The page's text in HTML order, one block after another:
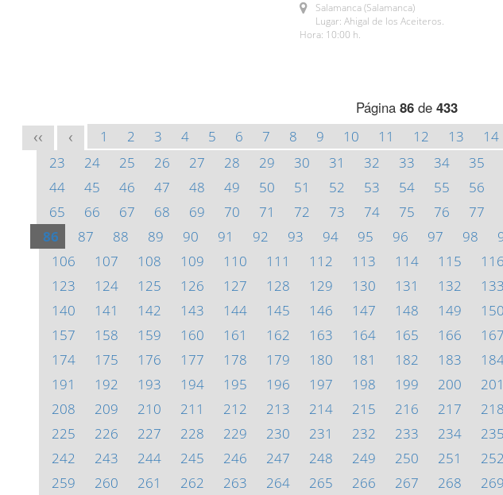
Salamanca (Salamanca)
Lugar: Ahigal de los Aceiteros.
Hora: 10:00 h.
Página 86 de 433
<< < 1 2 3 4 5 6 7 8 9 10 11 12 13 14
23
24 25 26 27 28 29 30 31 32 33 34 35
44
45 46 47 48 49 50 51 52 53 54 55 56
65
66 67 68 69 70 71 72 73 74 75 76 77
86
87 88 89 90 91 92 93 94 95 96 97 98
106
107 108 109 110 111 112 113 114 115 116
123
124 125 126 127 128 129 130 131 132 133
140
141 142 143 144 145 146 147 148 149 150
157
158 159 160 161 162 163 164 165 166 167
174
175 176 177 178 179 180 181 182 183
191
192 193 194 195 196 197 198 199 200 201
208
209 210 211 212 213 214 215 216 217 218
225
226 227 228 229 230 231 232 233 234 235
242
243 244 245 246 247 248 249 250 251 252
259
260 261 262 263 264 265 266 267 268 269